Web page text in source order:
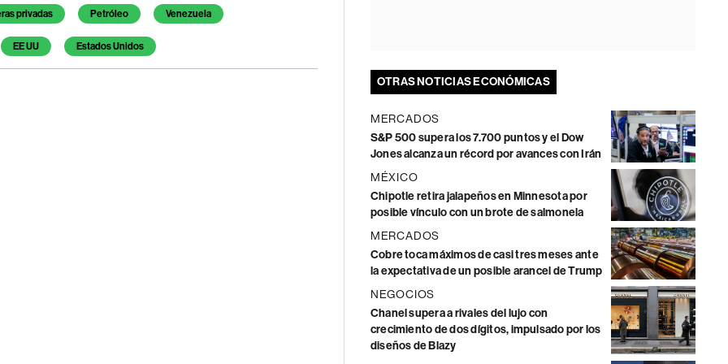
privadas Petróleo Venezuela
EE UU Estados Unidos
OTRAS NOTICIAS ECONÓMICAS
MERCADOS
S&P 500 supera los 7.700 puntos y el Dow
Jones alcanza un récord por avances con Irán
MÉXICO
Chipotle retira jalapeños en Minnesota por
posible vínculo con un brote de salmonela
MERCADOS
Cobre toca máximos de casi tres meses ante
la expectativa de un posible arancel de Trump
NEGOCIOS
Chanel supera a rivales del lujo con
crecimiento de dos dígitos, impulsado por los
diseños de Blazy